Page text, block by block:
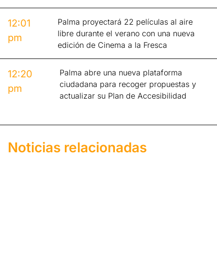
12:01
pm
Palma proyectará 22 películas al aire
libre durante el verano con una nueva
edición de Cinema a la Fresca
12:20
pm
Palma abre una nueva plataforma
ciudadana para recoger propuestas y
actualizar su Plan de Accesibilidad
Noticias relacionadas